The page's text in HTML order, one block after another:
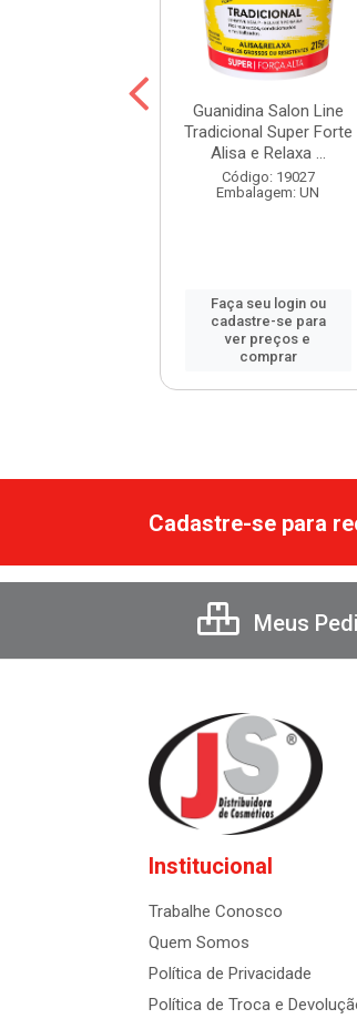
Guanidina Salon Line
Tradicional Super Forte
Alisa e Relaxa ...
Código: 19027
Embalagem: UN
Faça seu login ou
cadastre-se para
ver preços e
comprar
Cadastre-se para
Meus
Institucional
Trabalhe Conosco
Quem Somos
Política de Privacidade
Política de Troca e